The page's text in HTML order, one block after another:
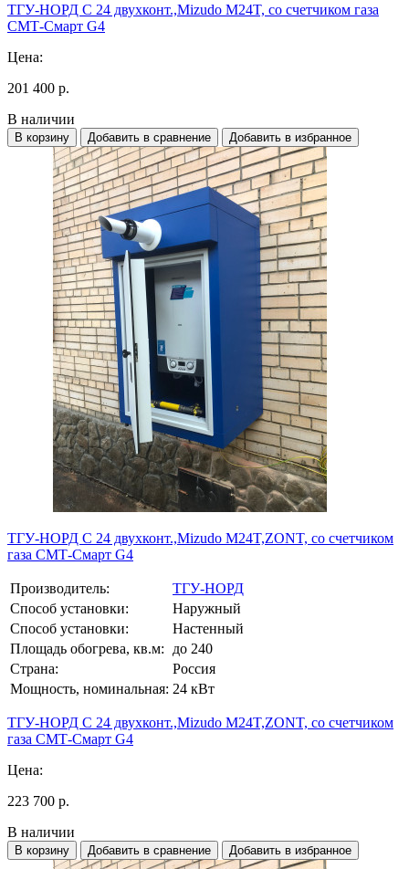
ТГУ-НОРД С 24 двухконт.,Mizudo M24T, со счетчиком газа
СМТ-Смарт G4
Цена:
201 400 р.
В наличии
В корзину Добавить в сравнение Добавить в избранное
ТГУ-НОРД С 24 двухконт.,Mizudo M24T,ZONT, со счетчиком
газа СМТ-Смарт G4
Производитель:
ТГУ-НОРД
Способ установки:
Наружный
Способ установки:
Настенный
Площадь обогрева, кв.м:
до 240
Страна:
Россия
Мощность, номинальная: 24 кВт
ТГУ-НОРД С 24 двухконт.,Mizudo M24T,ZONT, со счетчиком
газа СМТ-Смарт G4
Цена:
223 700 р.
В наличии
В корзину Добавить в сравнение Добавить в избранное